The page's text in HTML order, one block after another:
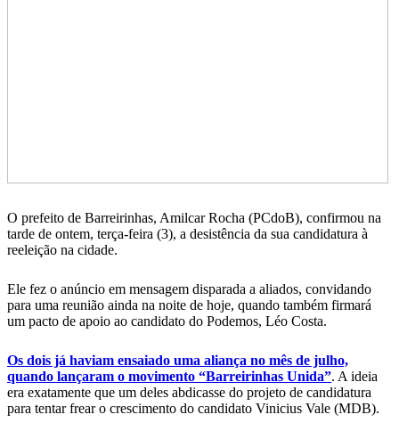
O prefeito de Barreirinhas, Amilcar Rocha (PCdoB), confirmou na
tarde de ontem, terça-feira (3), a desistência da sua candidatura à
reeleição na cidade.
Ele fez o anúncio em mensagem disparada a aliados, convidando
para uma reunião ainda na noite de hoje, quando também firmará
um pacto de apoio ao candidato do Podemos, Léo Costa.
Os dois já haviam ensaiado uma aliança no mês de julho,
quando lançaram o movimento “Barreirinhas Unida”. A ideia
era exatamente que um deles abdicasse do projeto de candidatura
para tentar frear o crescimento do candidato Vinicius Vale (MDB).